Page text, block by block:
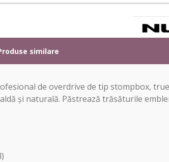
similare
de overdrive de tip stompbox,
și naturală. Păstrează trăsăturile